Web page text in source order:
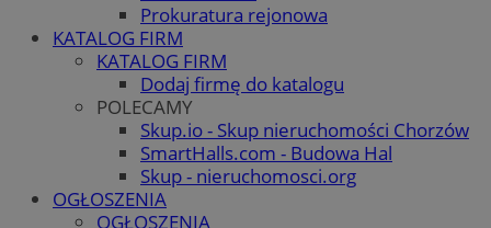
Prokuratura rejonowa
KATALOG FIRM
KATALOG FIRM
Dodaj firmę do katalogu
POLECAMY
Skup.io - Skup nieruchomości Chorzów
SmartHalls.com - Budowa Hal
Skup - nieruchomosci.org
OGŁOSZENIA
OGŁOSZENIA